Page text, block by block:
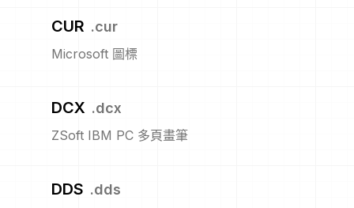
CUR .cur
Microsoft 圖標
DCX .dcx
ZSoft IBM PC 多頁畫筆
DDS .dds